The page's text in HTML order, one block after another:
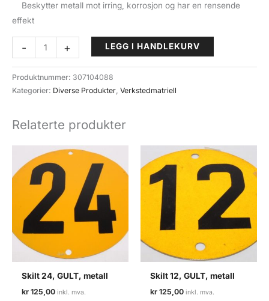
Beskytter metall mot irring, korrosjon og har en rensende
effekt
-
Lube
Universal
Vedlikeholdsolje
ml
+ LEGG I HANDLEKURV
Produktnummer: 307104088
Kategorier: Diverse Produkter Verkstedmatriell
Relaterte produkter
Skilt 24, GULT, metall
kr 125,00
Skilt 12, GULT, metall
kr 125,00